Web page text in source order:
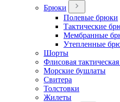
Брюки
Полевые брюки
Тактические
Мембранные
Утепленные
Шорты
Флисовая
Морские бушлаты
Свитера
Толстовки
Жилеты